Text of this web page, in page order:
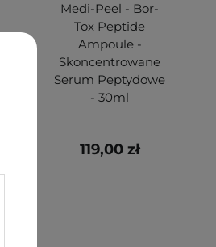
Medi-Peel - Bor-
Tox Peptide
Ampoule -
Skoncentrowane
Serum Peptydowe
- 30ml
119,00 zł